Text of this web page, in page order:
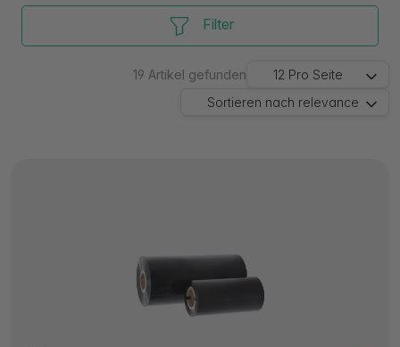
Filter
19 Artikel gefunden 12 Pro Seite
Sortieren nach relevance